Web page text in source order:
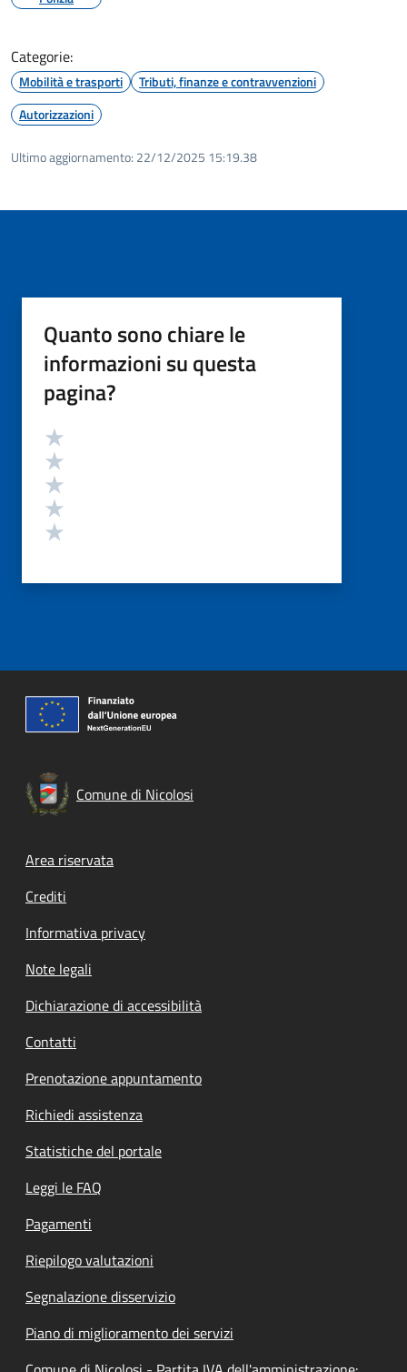
Categorie:
Mobilità e trasporti
Tributi, finanze e contravvenzioni
Autorizzazioni
Ultimo aggiornamento: 22/12/2025 15:19.38
Quanto sono chiare le
informazioni su questa
pagina?
Valutazione
Comune di Nicolosi
Footer menu
Area riservata
Crediti
Informativa privacy
Note legali
Dichiarazione di accessibilità
Contatti
Prenotazione appuntamento
Richiedi assistenza
Statistiche del portale
Leggi le FAQ
Pagamenti
Riepilogo valutazioni
Segnalazione disservizio
Piano di miglioramento dei servizi